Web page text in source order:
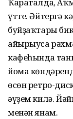
үтте. Әйтергә
буйҙаҡтары
айырыуса
кафеһында
йома
өсөн ретро-
әүҙем килә.
менән янам.